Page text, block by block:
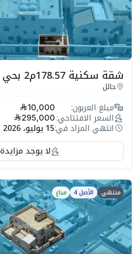
شقة سكنية 178.57م2 بحي النقرة
حائل
مبلغ العربون: 10,000
السعر الافتتاحي: 295,000
انتهي المزاد في:15 يوليو، 2026
لا يوجد مزايدة
منتهي الأصل 4 مباع